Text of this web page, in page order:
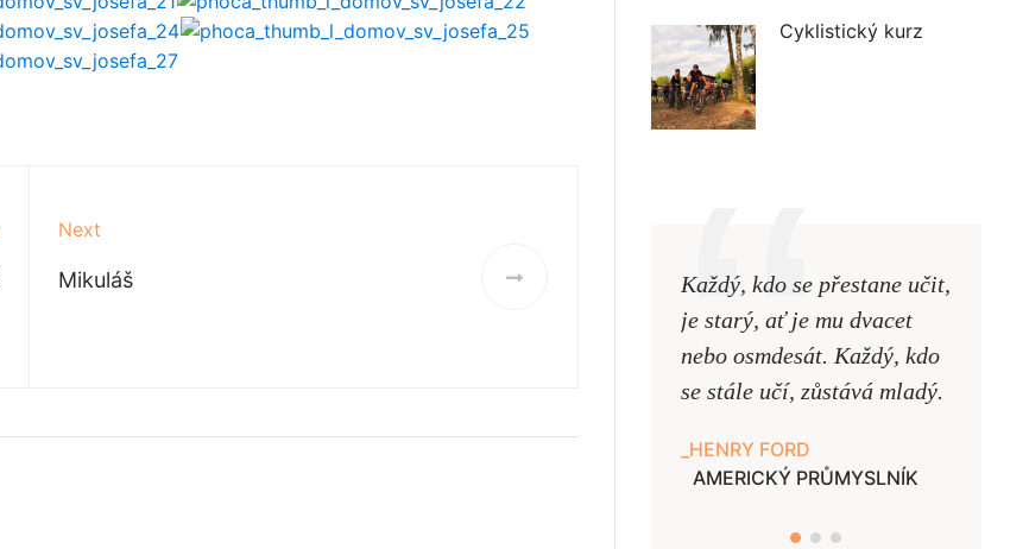
Next
Mikuláš
Cyklistický kurz
Každý, kdo se přestane učit,
je starý, ať je mu dvacet
nebo osmdesát. Každý, kdo
se stále učí, zůstává mladý.
HENRY FORD
AMERICKÝ PRŮMYSLNÍK